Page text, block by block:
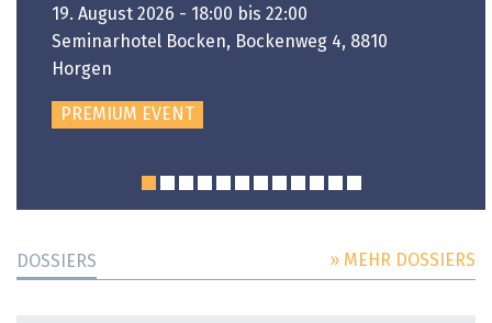
19. August 2026 - 18:00 bis 22:00
Seminarhotel Bocken, Bockenweg 4, 8810
Horgen
PREMIUM EVENT
DOSSIERS » MEHR DOSSIERS